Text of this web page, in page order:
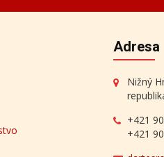
svojich osobných údajov za
informácií o novinkách
Adresa